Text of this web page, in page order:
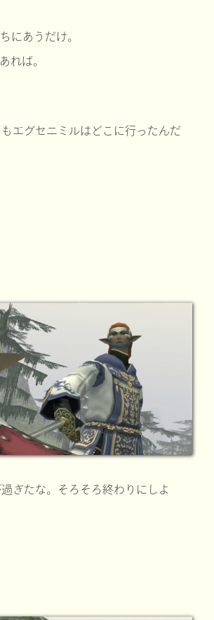
にあうだけ。
れば。
エグセニミルはどこに行ったんだ
ぎたな。そろそろ終わりにしよ